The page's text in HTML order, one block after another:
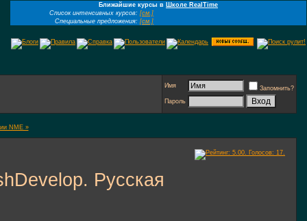
Ближайшие курсы в Школе RealTime
Список интенсивных курсов: [см.]
Специальные предложения: [см.]
Имя
Запомнить?
Пароль
NME »
Русская